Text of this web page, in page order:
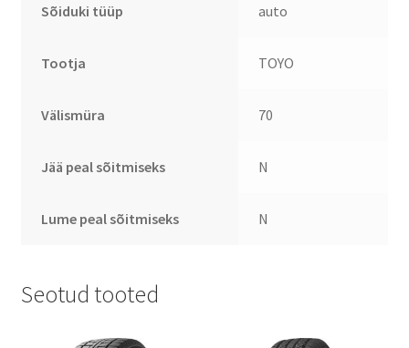
Sõiduki tüüp auto
Tootja TOYO
Välismüra 70
Jää peal sõitmiseks N
Lume peal sõitmiseks N
Seotud tooted